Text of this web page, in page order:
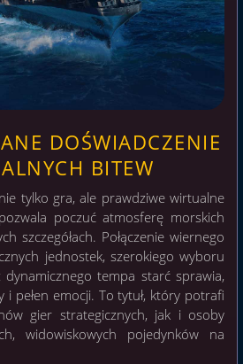
DOŚWIADCZENIE
BITEW
tylko gra, ale prawdziwe wirtualne
poczuć atmosferę morskich
szczegółach. Połączenie wiernego
jednostek, szerokiego wyboru
tempa starć sprawia,
i pełen emocji. To tytuł, który potrafi
gier strategicznych, jak i osoby
widowiskowych pojedynków na